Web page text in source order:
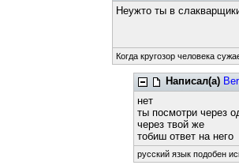
Неужто ты в
Когда кругозор человека
Написал(а)
нет
ты посмотри через
через твой же
тобиш ответ на него
русский язык подобен